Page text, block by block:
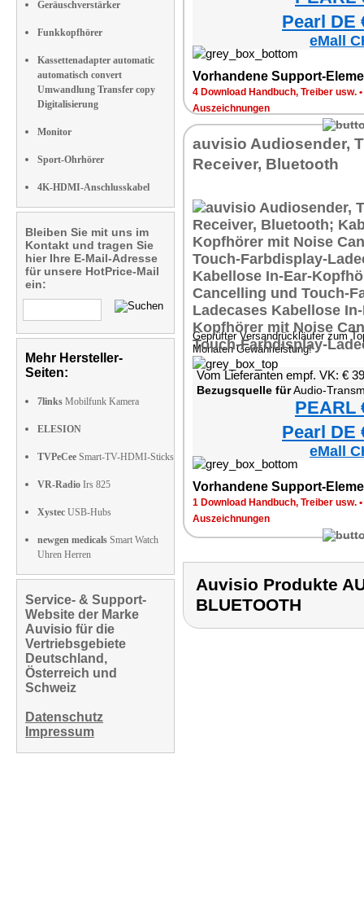
Geräuschverstärker
Funkkopfhörer
Kassettenadapter automatic
automatisch convert
Umwandlung Transfer copy
Digitalisierung
Monitor
Sport-Ohrhörer
4K-HDMI-Anschlusskabel
Bleiben Sie mit uns im
Kontakt und tragen Sie
hier Ihre E-Mail-Adresse
für unsere HotPrice-Mail
ein:
Mehr Hersteller-
Seiten:
7links Mobilfunk Kamera
ELESION
TVPeCee Smart-TV-HDMI-Sticks
VR-Radio Irs 825
Xystec USB-Hubs
newgen medicals Smart Watch
Uhren Herren
Service- & Support-
Website der Marke
Auvisio für die
Vertriebsgebiete
Deutschland,
Österreich und
Schweiz
Datenschutz
Impressum
Pearl DE
eMall
Vorhandene Support-
4 Download Handbuch, Treiber usw. •
Auszeichnungen
auvisio Audiosender,
Receiver, Bluetooth
Geprüfter Versandrückläufer zum
Monaten Gewährleistung!
Vom Lieferanten empf. VK: €
Bezugsquelle fürAudio-Transmitter
PEARL
Pearl DE
eMall
Vorhandene Support-
1 Download Handbuch, Treiber usw. •
Auszeichnungen
Auvisio Produkte
BLUETOOTH